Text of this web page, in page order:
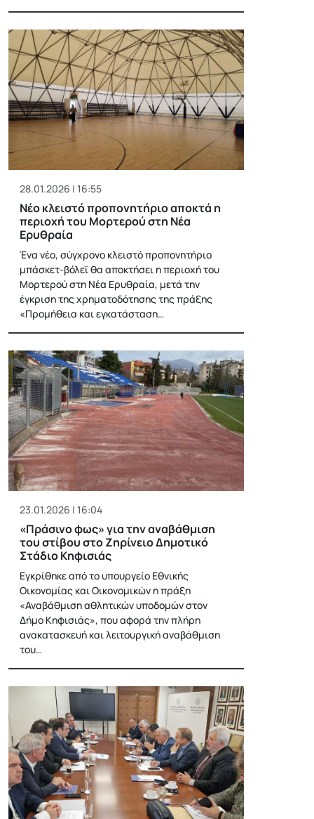
28.01.2026 | 16:55
Νέο κλειστό προπονητήριο αποκτά η
περιοχή του Μορτερού στη Νέα
Ερυθραία
Ένα νέο, σύγχρονο κλειστό προπονητήριο
μπάσκετ-βόλεϊ θα αποκτήσει η περιοχή του
Μορτερού στη Νέα Ερυθραία, μετά την
έγκριση της χρηματοδότησης της πράξης
«Προμήθεια και εγκατάσταση…
23.01.2026 | 16:04
«Πράσινο φως» για την αναβάθμιση
του στίβου στο Ζηρίνειο Δημοτικό
Στάδιο Κηφισιάς
Εγκρίθηκε από το υπουργείο Εθνικής
Οικονομίας και Οικονομικών η πράξη
«Αναβάθμιση αθλητικών υποδομών στον
Δήμο Κηφισιάς», που αφορά την πλήρη
ανακατασκευή και λειτουργική αναβάθμιση
του…